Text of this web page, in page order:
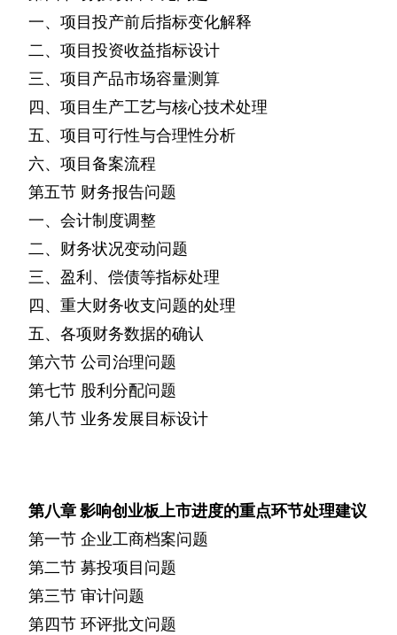
一、项目投产前后指标变化解释
二、项目投资收益指标设计
三、项目产品市场容量测算
四、项目生产工艺与核心技术处理
五、项目可行性与合理性分析
六、项目备案流程
第五节 财务报告问题
一、会计制度调整
二、财务状况变动问题
三、盈利、偿债等指标处理
四、重大财务收支问题的处理
五、各项财务数据的确认
第六节 公司治理问题
第七节 股利分配问题
第八节 业务发展目标设计
第八章影响创业板上市进度的重点环节处理建议
第一节 企业工商档案问题
第二节 募投项目问题
第三节 审计问题
第四节 环评批文问题